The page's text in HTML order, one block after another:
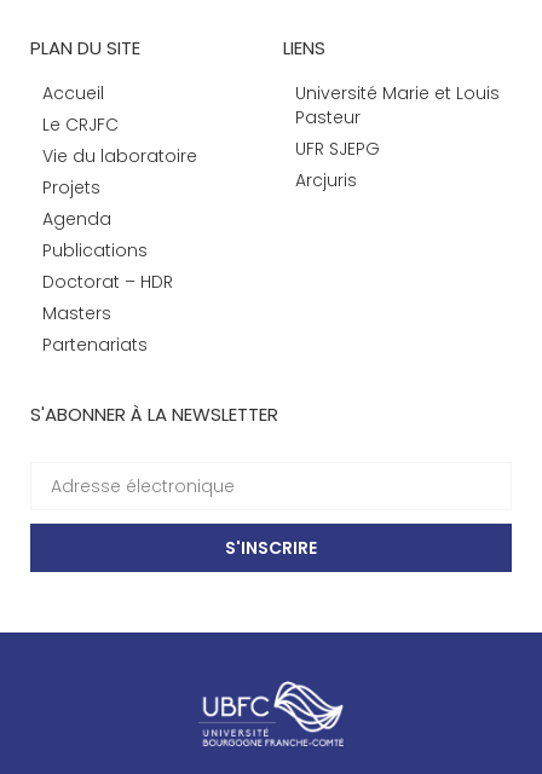
PLAN DU SITE
Accueil
Le CRJFC
Vie du laboratoire
Projets
Agenda
Publications
Doctorat – HDR
Masters
Partenariats
LIENS
Université Marie et Louis
Pasteur
UFR SJEPG
Arcjuris
S'ABONNER À LA NEWSLETTER
S'INSCRIRE